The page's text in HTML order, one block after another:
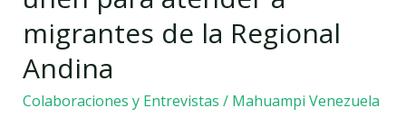
migrantes de la Regional
Andina
Colaboraciones y Entrevistas / Mahuampi Venezuela
para
atender
a
migrantes